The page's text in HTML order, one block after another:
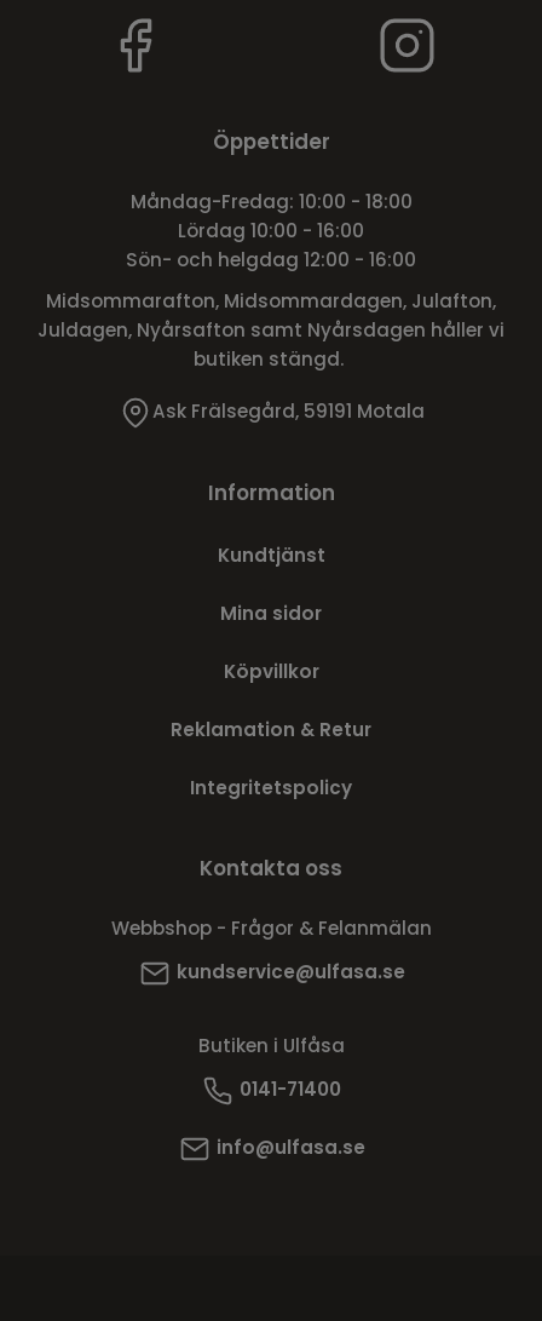
Öppettider
Måndag-Fredag: 10:00 - 18:00
Lördag 10:00 - 16:00
Sön- och helgdag 12:00 - 16:00
Midsommarafton, Midsommardagen, Julafton,
Juldagen, Nyårsafton samt Nyårsdagen håller vi
butiken stängd.
Ask Frälsegård, 59191 Motala
Information
Kundtjänst
Mina sidor
Köpvillkor
Reklamation & Retur
Integritetspolicy
Kontakta oss
Webbshop - Frågor & Felanmälan
kundservice@ulfasa.se
Butiken i Ulfåsa
0141-71400
info@ulfasa.se